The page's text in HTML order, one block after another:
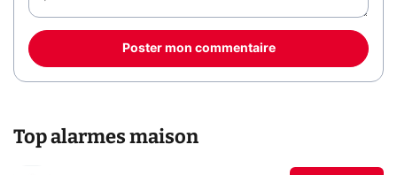
Poster mon commentaire
Top alarmes maison